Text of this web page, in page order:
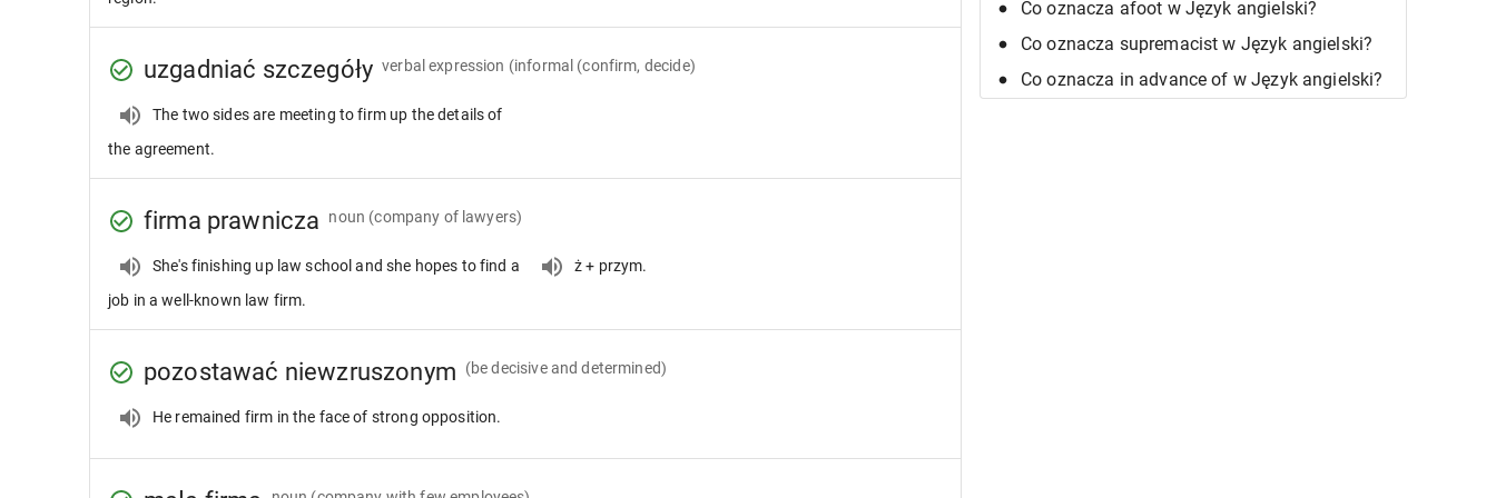
uzgadniać szczegóły verbal expression (informal (confirm, decide)
The two sides are meeting to firm up the details of
the agreement.
firma prawnicza noun (company of lawyers)
She's finishing up law school and she hopes to find a
job in a well-known law firm.
ż + przym.
pozostawać niewzruszonym (be decisive and determined)
He remained firm in the face of strong opposition.
Co oznacza afoot w Język angielski?
Co oznacza supremacist w Język angielski?
Co oznacza in advance of w Język angielski?